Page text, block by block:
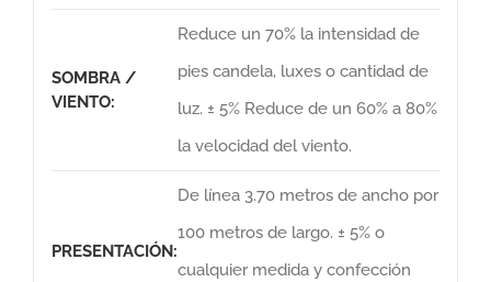
SOMBRA /
VIENTO:
Reduce un 70% la intensidad de
pies candela, luxes o cantidad de
luz. ± 5% Reduce de un 60% a 80%
la velocidad del viento.
PRESENTACIÓN:
De línea 3.70 metros de ancho por
100 metros de largo. ± 5% o
cualquier medida y confección